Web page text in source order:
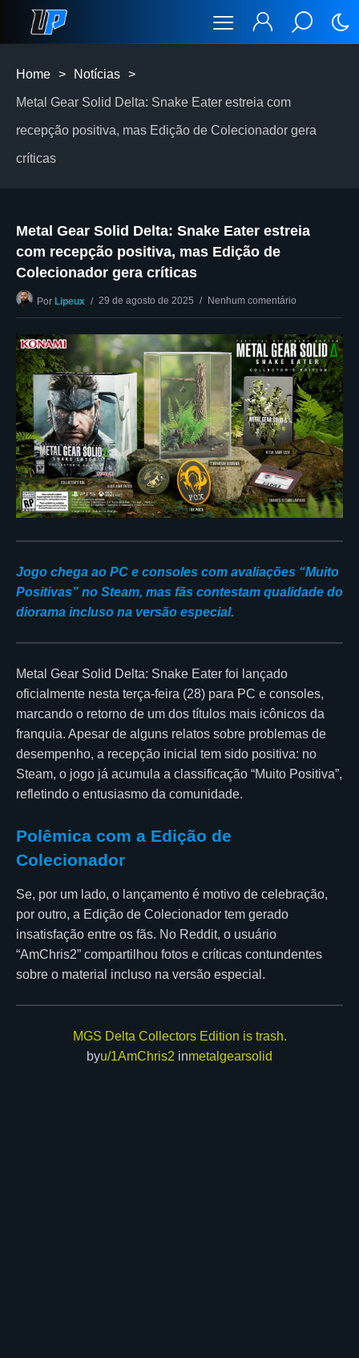
Home > Notícias >
Metal Gear Solid Delta: Snake Eater estreia com
recepção positiva, mas Edição de Colecionador gera
críticas
Metal Gear Solid Delta: Snake Eater estreia
com recepção positiva, mas Edição de
Colecionador gera críticas
Por Lipeux 29 de agosto de 2025 Nenhum comentário
Jogo chega ao PC e consoles com avaliações “Muito
Positivas” no Steam, mas fãs contestam qualidade do
diorama incluso na versão especial.
Metal Gear Solid Delta: Snake Eater foi lançado
oficialmente nesta terça-feira (28) para PC e consoles,
marcando o retorno de um dos títulos mais icônicos da
franquia. Apesar de alguns relatos sobre problemas de
desempenho, a recepção inicial tem sido positiva: no
Steam, o jogo já acumula a classificação “Muito Positiva”,
refletindo o entusiasmo da comunidade.
Polêmica com a Edição de
Colecionador
Se, por um lado, o lançamento é motivo de celebração,
por outro, a Edição de Colecionador tem gerado
insatisfação entre os fãs. No Reddit, o usuário
“AmChris2” compartilhou fotos e críticas contundentes
sobre o material incluso na versão especial.
MGS Delta Collectors Edition is trash.
byu/1AmChris2 inmetalgearsolid